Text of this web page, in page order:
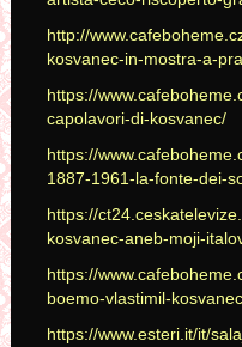
http://
kosvanec-in-mostra-a-
https://
capolavori-di-kosvanec/
https://
1887-1961-la-fonte-dei-
https://
kosvanec-aneb-moji-
https://
boemo-vlastimil-
https://www.esteri.it/it/